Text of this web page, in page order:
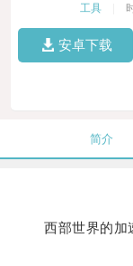
工具
安卓下载
简介
西部世界的加速